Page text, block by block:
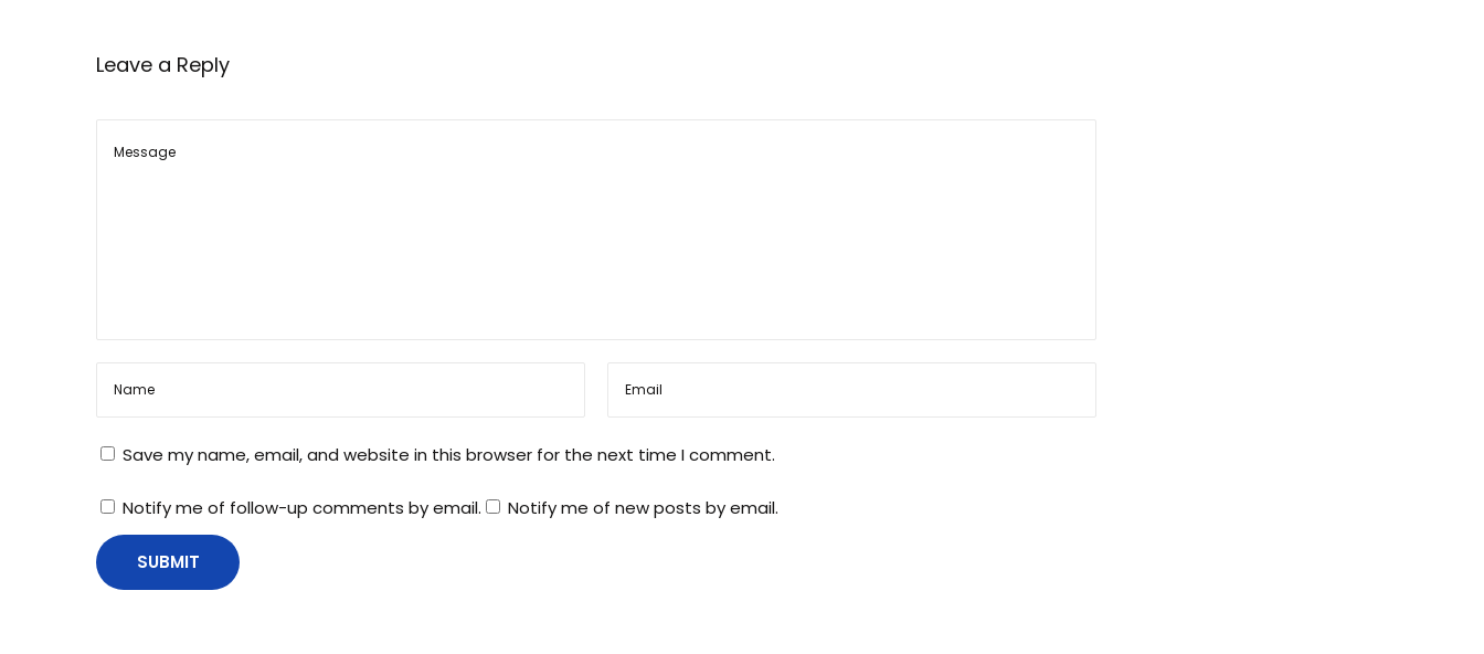
औ
स्टो
र
र
ते
Leave a Reply
Save my name, email, and website in this browser for the next time I comment.
Notify me of follow-up comments by email. Notify me of new posts by email.